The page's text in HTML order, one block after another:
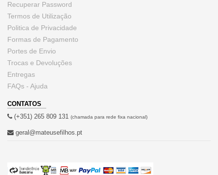
Recuperar Password
Termos de Utilização
Politica de Privacidade
Formas de Pagamento
Portes de Envio
Trocas e Devoluções
Entregas
FAQs - Ajuda
CONTATOS
(+351) 265 809 131 (chamada para rede fixa nacional)
geral@mateusefilhos.pt